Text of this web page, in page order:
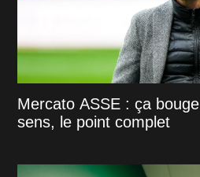
Mercato ASSE : ça
sens, le point complet